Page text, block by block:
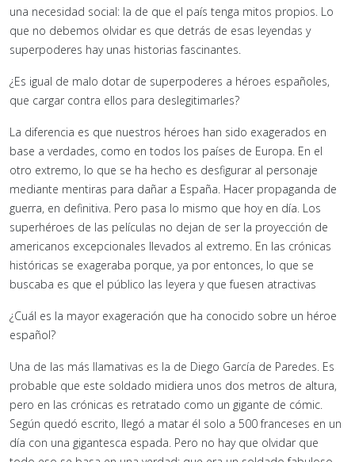
una necesidad social: la de que el país tenga mitos propios. Lo
que no debemos olvidar es que detrás de esas leyendas y
superpoderes hay unas historias fascinantes.
¿Es igual de malo dotar de superpoderes a héroes españoles,
que cargar contra ellos para deslegitimarles?
La diferencia es que nuestros héroes han sido exagerados en
base a verdades, como en todos los países de Europa. En el
otro extremo, lo que se ha hecho es desfigurar al personaje
mediante mentiras para dañar a España. Hacer propaganda de
guerra, en definitiva. Pero pasa lo mismo que hoy en día. Los
superhéroes de las películas no dejan de ser la proyección de
americanos excepcionales llevados al extremo. En las crónicas
históricas se exageraba porque, ya por entonces, lo que se
buscaba es que el público las leyera y que fuesen atractivas
¿Cuál es la mayor exageración que ha conocido sobre un héroe
español?
Una de las más llamativas es la de Diego García de Paredes. Es
probable que este soldado midiera unos dos metros de altura,
pero en las crónicas es retratado como un gigante de cómic.
Según quedó escrito, llegó a matar él solo a 500 franceses en un
día con una gigantesca espada. Pero no hay que olvidar que